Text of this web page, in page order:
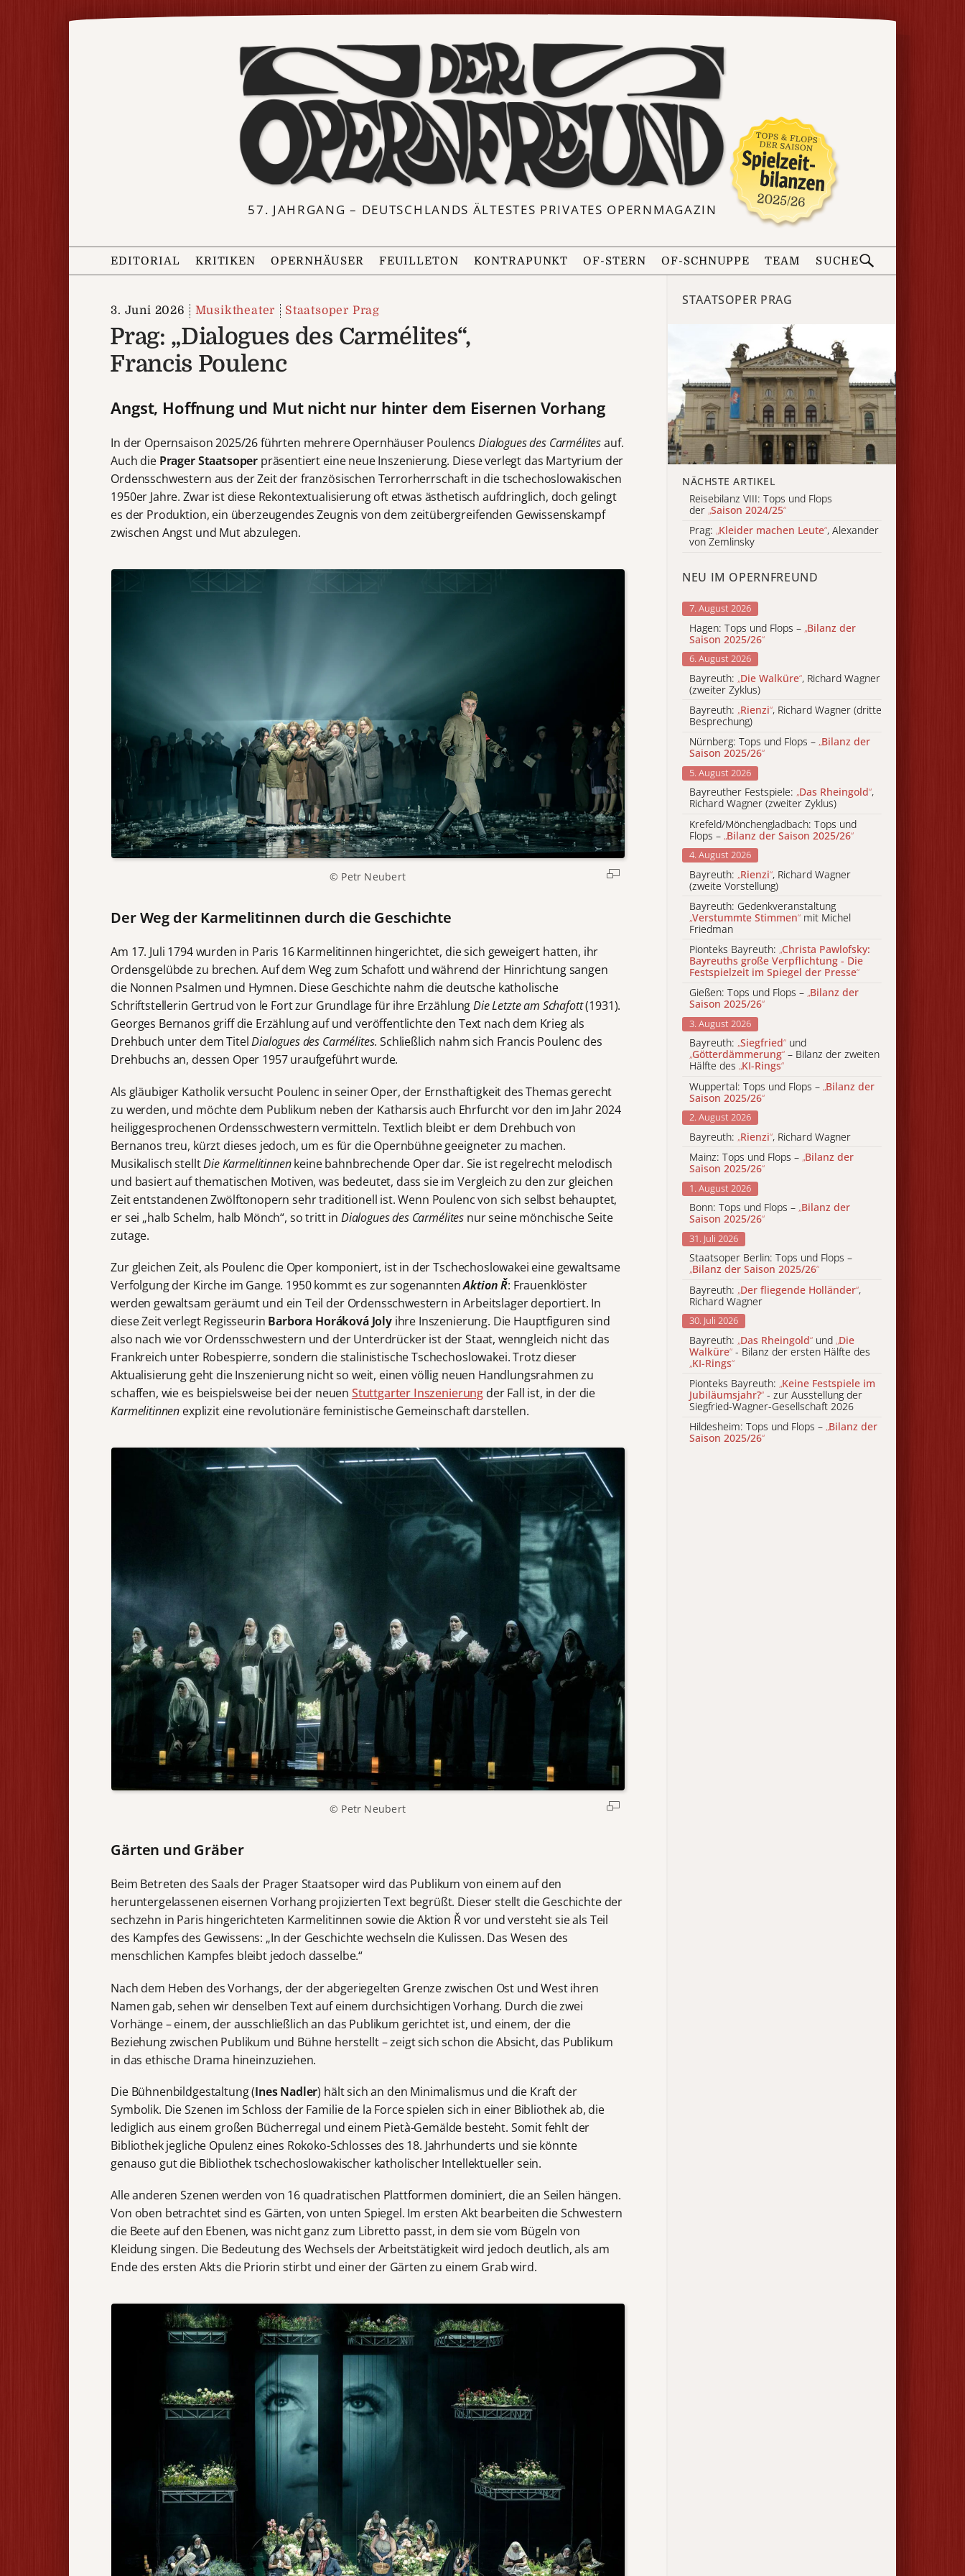
57. JAHRGANG – DEUTSCHLANDS ÄLTESTES PRIVATES OPERNMAGAZIN
EDITORIAL KRITIKEN OPERNHÄUSER FEUILLETON KONTRAPUNKT OF-STERN OF-SCHNUPPE TEAM SUCHE
3. Juni 2026 Musiktheater Staatsoper Prag
Prag: „Dialogues des Carmélites“,
Francis Poulenc
Angst, Hoffnung und Mut nicht nur hinter dem Eisernen Vorhang
In der Opernsaison 2025/26 führten mehrere Opernhäuser Poulencs Dialogues des Carmélitesauf.
Auch die Prager Staatsoper präsentiert eine neue Inszenierung. Diese verlegt das Martyrium der
Ordensschwestern aus der Zeit der französischen Terrorherrschaft in die tschechoslowakischen
1950er Jahre. Zwar ist diese Rekontextualisierung oft etwas ästhetisch aufdringlich, doch gelingt
es der Produktion, ein überzeugendes Zeugnis von dem zeitübergreifenden Gewissenskampf
zwischen Angst und Mut abzulegen.
© Petr Neubert
Der Weg der Karmelitinnen durch die Geschichte
Am 17. Juli 1794 wurden in Paris 16 Karmelitinnen hingerichtet, die sich geweigert hatten, ihr
Ordensgelübde zu brechen. Auf dem Weg zum Schafott und während der Hinrichtung sangen
die Nonnen Psalmen und Hymnen. Diese Geschichte nahm die deutsche katholische
Schriftstellerin Gertrud von le Fort zur Grundlage für ihre ErzählungDie Letzte am Schafott(1931).
Georges Bernanos griff die Erzählung auf und veröffentlichte den Text nach dem Krieg als
Drehbuch unter dem TitelDialogues des Carmélites. Schließlich nahm sich Francis Poulenc des
Drehbuchs an, dessen Oper 1957 uraufgeführt wurde.
Als gläubiger Katholik versucht Poulenc in seiner Oper, der Ernsthaftigkeit des Themas gerecht
zu werden, und möchte dem Publikum neben der Katharsis auch Ehrfurcht vor den im Jahr 2024
heiliggesprochenen Ordensschwestern vermitteln. Textlich bleibt er dem Drehbuch von
Bernanos treu, kürzt dieses jedoch, um es für die Opernbühne geeigneter zu machen.
Musikalisch stelltDie Karmelitinnenkeine bahnbrechende Oper dar. Sie ist regelrecht melodisch
und basiert auf thematischen Motiven, was bedeutet, dass sie im Vergleich zu den zur gleichen
Zeit entstandenen Zwölftonopern sehr traditionell ist. Wenn Poulenc von sich selbst behauptet,
er sei „halb Schelm, halb Mönch“, so tritt in Dialogues des Carmélites nur seine mönchische Seite
zutage.
Zur gleichen Zeit, als Poulenc die Oper komponiert, ist in der Tschechoslowakei eine gewaltsame
Verfolgung der Kirche im Gange. 1950 kommt es zur sogenanntenAktion Ř: Frauenklöster
werden gewaltsam geräumt und ein Teil der Ordensschwestern in Arbeitslager deportiert. In
diese Zeit verlegt Regisseurin Barbora Horáková Jolyihre Inszenierung. Die Hauptfiguren sind
also nach wie vor Ordensschwestern und der Unterdrücker ist der Staat, wenngleich nicht das
Frankreich unter Robespierre, sondern die stalinistische Tschechoslowakei. Trotz dieser
Aktualisierung geht die Inszenierung nicht so weit, einen völlig neuen Handlungsrahmen zu
schaffen, wie es beispielsweise bei der neuen Stuttgarter Inszenierung der Fall ist, in der die
Karmelitinnen explizit eine revolutionäre feministische Gemeinschaft darstellen.
© Petr Neubert
Gärten und Gräber
Beim Betreten des Saals der Prager Staatsoper wird das Publikum von einem auf den
heruntergelassenen eisernen Vorhang projizierten Text begrüßt. Dieser stellt die Geschichte der
sechzehn in Paris hingerichteten Karmelitinnen sowie die Aktion Ř vor und versteht sie als Teil
des Kampfes des Gewissens: „In der Geschichte wechseln die Kulissen. Das Wesen des
menschlichen Kampfes bleibt jedoch dasselbe.“
Nach dem Heben des Vorhangs, der der abgeriegelten Grenze zwischen Ost und West ihren
Namen gab, sehen wir denselben Text auf einem durchsichtigen Vorhang. Durch die zwei
Vorhänge – einem, der ausschließlich an das Publikum gerichtet ist, und einem, der die
Beziehung zwischen Publikum und Bühne herstellt – zeigt sich schon die Absicht, das Publikum
in das ethische Drama hineinzuziehen.
Die Bühnenbildgestaltung (Ines Nadler) hält sich an den Minimalismus und die Kraft der
Symbolik. Die Szenen im Schloss der Familie de la Force spielen sich in einer Bibliothek ab, die
lediglich aus einem großen Bücherregal und einem Pietà-Gemälde besteht. Somit fehlt der
Bibliothek jegliche Opulenz eines Rokoko-Schlosses des 18. Jahrhunderts und sie könnte
genauso gut die Bibliothek tschechoslowakischer katholischer Intellektueller sein.
Alle anderen Szenen werden von 16 quadratischen Plattformen dominiert, die an Seilen hängen.
Von oben betrachtet sind es Gärten, von unten Spiegel. Im ersten Akt bearbeiten die Schwestern
die Beete auf den Ebenen, was nicht ganz zum Libretto passt, in dem sie vom Bügeln von
Kleidung singen. Die Bedeutung des Wechsels der Arbeitstätigkeit wird jedoch deutlich, als am
Ende des ersten Akts die Priorin stirbt und einer der Gärten zu einem Grab wird.
STAATSOPER PRAG
NÄCHSTE ARTIKEL
Reisebilanz VIII: Tops und Flops
der „Saison 2024/25“
Prag: „Kleider machen Leute“, Alexander
von Zemlinsky
NEU IM OPERNFREUND
7. August 2026
Hagen: Tops und Flops – „Bilanz der
Saison 2025/26“
6. August 2026
Bayreuth: „Die Walküre“, Richard Wagner
(zweiter Zyklus)
Bayreuth: „Rienzi“, Richard Wagner (dritte
Besprechung)
Nürnberg: Tops und Flops – „Bilanz der
Saison 2025/26“
5. August 2026
Bayreuther Festspiele: „Das Rheingold“,
Richard Wagner (zweiter Zyklus)
Krefeld/Mönchengladbach: Tops und
Flops – „Bilanz der Saison 2025/26“
4. August 2026
Bayreuth: „Rienzi“, Richard Wagner
(zweite Vorstellung)
Bayreuth: Gedenkveranstaltung
„Verstummte Stimmen“ mit Michel
Friedman
Pionteks Bayreuth: „Christa Pawlofsky:
Bayreuths große Verpflichtung - Die
Festspielzeit im Spiegel der Presse“
Gießen: Tops und Flops – „Bilanz der
Saison 2025/26“
3. August 2026
Bayreuth: „Siegfried“ und
„Götterdämmerung“ – Bilanz der zweiten
Hälfte des „KI-Rings“
Wuppertal: Tops und Flops – „Bilanz der
Saison 2025/26“
2. August 2026
Bayreuth: „Rienzi“, Richard Wagner
Mainz: Tops und Flops – „Bilanz der
Saison 2025/26“
1. August 2026
Bonn: Tops und Flops – „Bilanz der
Saison 2025/26“
31. Juli 2026
Staatsoper Berlin: Tops und Flops –
„Bilanz der Saison 2025/26“
Bayreuth: „Der fliegende Holländer“,
Richard Wagner
30. Juli 2026
Bayreuth: „Das Rheingold“ und „Die
Walküre“ - Bilanz der ersten Hälfte des
„KI-Rings“
Pionteks Bayreuth: „Keine Festspiele im
Jubiläumsjahr?“ - zur Ausstellung der
Siegfried-Wagner-Gesellschaft 2026
Hildesheim: Tops und Flops – „Bilanz der
Saison 2025/26“